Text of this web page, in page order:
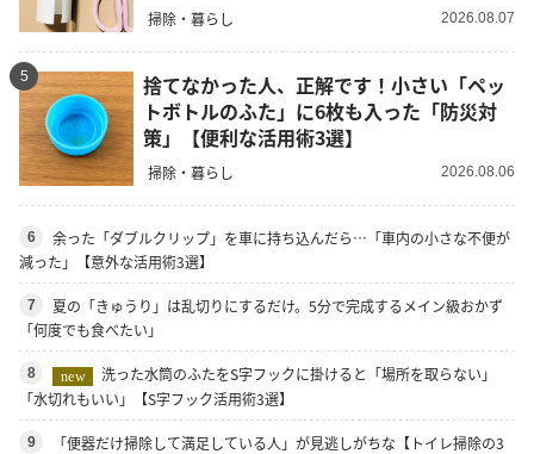
掃除・暮らし 2026.08.07
5
捨てなかった人、正解です！小さい「ペッ
トボトルのふた」に6枚も入った「防災対
策」【便利な活用術3選】
掃除・暮らし 2026.08.06
6
余った「ダブルクリップ」を車に持ち込んだら…「車内の小さな不便が
減った」【意外な活用術3選】
7
夏の「きゅうり」は乱切りにするだけ。5分で完成するメイン級おかず
「何度でも食べたい」
8 new
洗った水筒のふたをS字フックに掛けると「場所を取らない」
「水切れもいい」【S字フック活用術3選】
9
「便器だけ掃除して満足している人」が見逃しがちな【トイレ掃除の3